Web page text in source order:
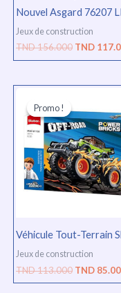
Nouvel Asgard 76207
Jeux de construction
TND156.000 TND
Promo !
Véhicule Tout-Terrain
Promo !
Jeux de construction
TND113.000
initial
était :
TND
113.000.
TND